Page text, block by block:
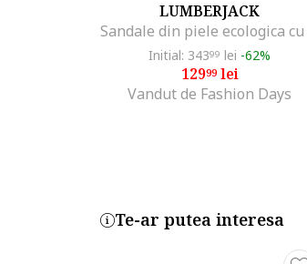
LUMBERJACK
Initial: 34399 lei -62%
12999lei
Vandut de Fashion Days
Te-ar putea interesa